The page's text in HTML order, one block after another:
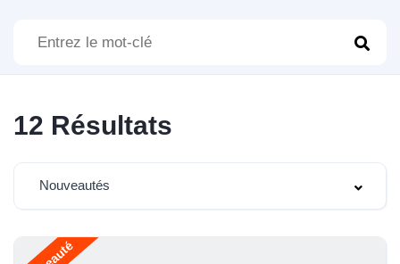
12 Résultats
Nouveautés